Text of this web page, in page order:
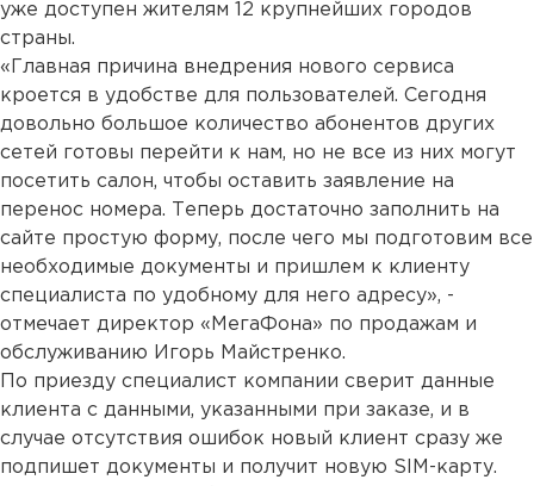
уже доступен жителям 12 крупнейших городов
страны.
«Главная причина внедрения нового сервиса
кроется в удобстве для пользователей. Сегодня
довольно большое количество абонентов других
сетей готовы перейти к нам, но не все из них могут
посетить салон, чтобы оставить заявление на
перенос номера. Теперь достаточно заполнить на
сайте простую форму, после чего мы подготовим все
необходимые документы и пришлем к клиенту
специалиста по удобному для него адресу», -
отмечает директор «МегаФона» по продажам и
обслуживанию Игорь Майстренко.
По приезду специалист компании сверит данные
клиента с данными, указанными при заказе, и в
случае отсутствия ошибок новый клиент сразу же
подпишет документы и получит новую SIM-карту.